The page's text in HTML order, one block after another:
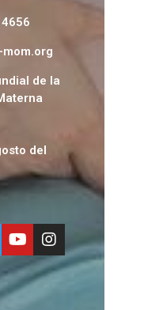
mom.org
de la
del